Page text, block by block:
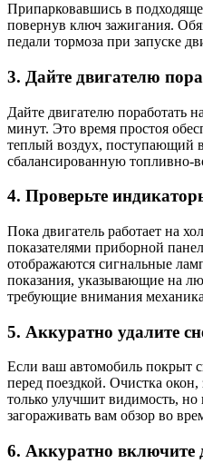
Припарковавшись в
повернув ключ зажигания.
педали тормоза при запуске
3. Дайте двигателю
Дайте двигателю поработать
минут. Это время простоя
теплый воздух, поступающий
сбалансированную топливно-
4. Проверьте
Пока двигатель работает на
показателями приборной
отображаются сигнальные
показания, указывающие на
требующие внимания
5. Аккуратно удалите
Если ваш автомобиль покрыт
перед поездкой. Очистка
только улучшит видимость,
загораживать вам обзор во
6. Аккуратно включите